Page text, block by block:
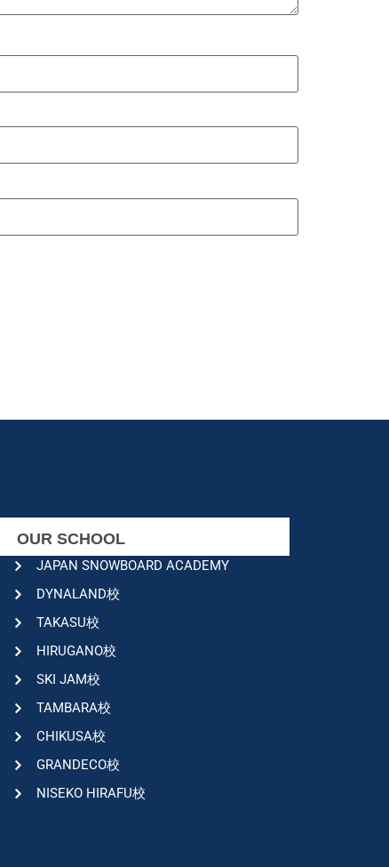
OUR SCHOOL
JAPAN SNOWBOARD ACADEMY
DYNALAND校
TAKASU校
HIRUGANO校
SKI JAM校
TAMBARA校
CHIKUSA校
GRANDECO校
NISEKO HIRAFU校